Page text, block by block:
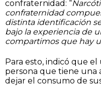
confraternidad: “
confraternidad
distinta identificación
bajo la experiencia de
compartimos que hay
Para esto, indicó que
persona que tiene una
dejar el consumo de